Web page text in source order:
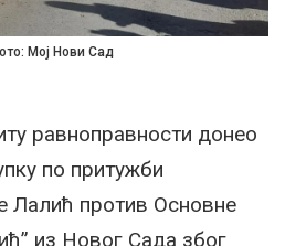
Мој Нови Сад
равноправности донео
по притужби
Лалић против Основне
из Новог Сада због